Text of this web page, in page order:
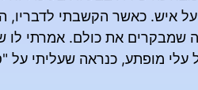
איש. כאשר הקשבתי לדבריו,
שמבקרים את כולם. אמרתי לו
עלי מופתע, כנראה שעליתי על